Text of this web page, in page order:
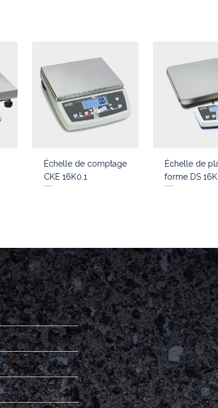
Échelle de comptage
CKE 16K0.1
Échelle de
forme DS